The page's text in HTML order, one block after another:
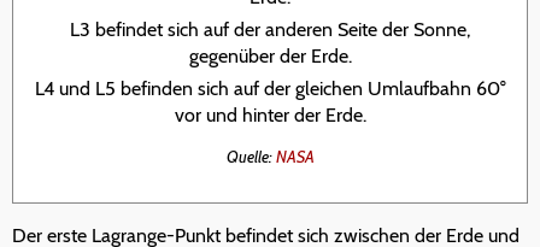
L3 befindet sich auf der anderen Seite der Sonne,
gegenüber der Erde.
L4 und L5 befinden sich auf der gleichen Umlaufbahn 60°
vor und hinter der Erde.
Quelle:NASA
Der erste Lagrange-Punkt befindet sich zwischen der Erde und